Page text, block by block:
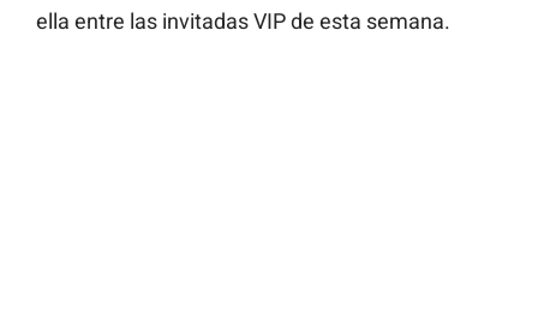
ella entre las invitadas VIP de esta semana.